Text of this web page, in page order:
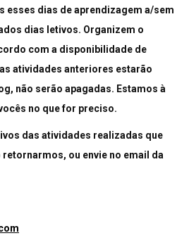
esses dias de aprendizagem a/sem
dias letivos. Organizem o
com a disponibilidade de
atividades anteriores estarão
não serão apagadas. Estamos à
no que for preciso.
das atividades realizadas que
ou envie no email da